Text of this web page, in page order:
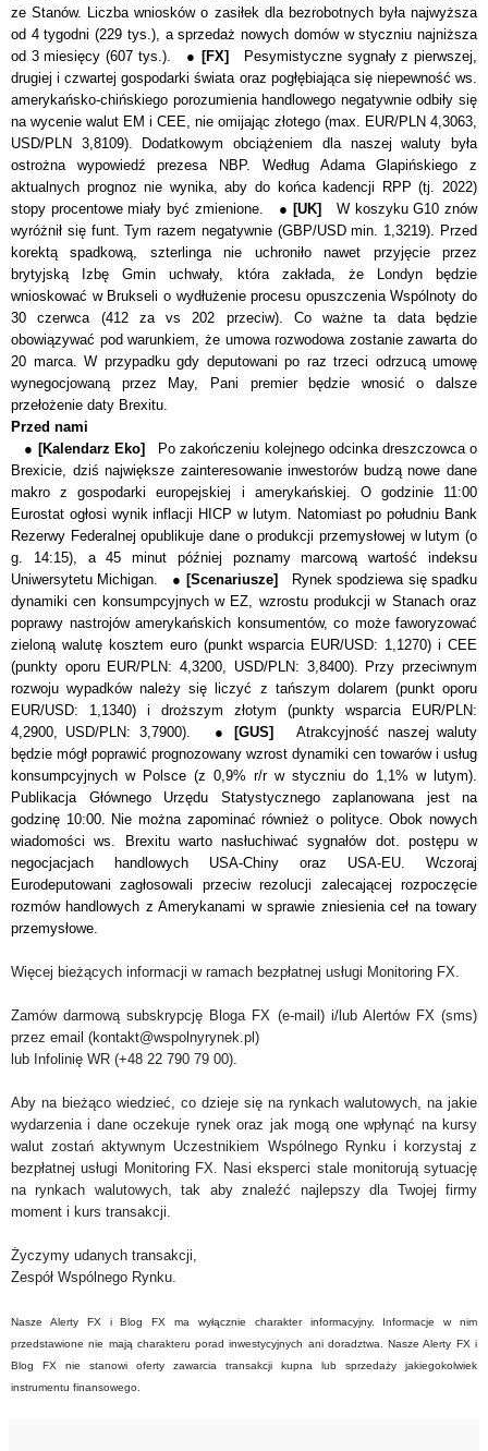
ze Stanów. Liczba wniosków o zasiłek dla bezrobotnych była najwyższa
od 4 tygodni (229 tys.), a sprzedaż nowych domów w styczniu najniższa
od 3 miesięcy (607 tys.). ● [FX] Pesymistyczne sygnały z pierwszej,
drugiej i czwartej gospodarki świata oraz pogłębiająca się niepewność ws.
amerykańsko-chińskiego porozumienia handlowego negatywnie odbiły się
na wycenie walut EM i CEE, nie omijając złotego (max. EUR/PLN 4,3063,
USD/PLN 3,8109). Dodatkowym obciążeniem dla naszej waluty była
ostrożna wypowiedź prezesa NBP. Według Adama Glapińskiego z
aktualnych prognoz nie wynika, aby do końca kadencji RPP (tj. 2022)
stopy procentowe miały być zmienione. ● [UK] W koszyku G10 znów
wyróżnił się funt. Tym razem negatywnie (GBP/USD min. 1,3219). Przed
korektą spadkową, szterlinga nie uchroniło nawet przyjęcie przez
brytyjską Izbę Gmin uchwały, która zakłada, że Londyn będzie
wnioskować w Brukseli o wydłużenie procesu opuszczenia Wspólnoty do
30 czerwca (412 za vs 202 przeciw). Co ważne ta data będzie
obowiązywać pod warunkiem, że umowa rozwodowa zostanie zawarta do
20 marca. W przypadku gdy deputowani po raz trzeci odrzucą umowę
wynegocjowaną przez May, Pani premier będzie wnosić o dalsze
przełożenie daty Brexitu.
Przed nami
● [Kalendarz Eko]Po zakończeniu kolejnego odcinka dreszczowca o
Brexicie, dziś największe zainteresowanie inwestorów budzą nowe dane
makro z gospodarki europejskiej i amerykańskiej. O godzinie 11:00
Eurostat ogłosi wynik inflacji HICP w lutym. Natomiast po południu Bank
Rezerwy Federalnej opublikuje dane o produkcji przemysłowej w lutym (o
g. 14:15), a 45 minut później poznamy marcową wartość indeksu
Uniwersytetu Michigan. ● [Scenariusze]
Rynek spodziewa się spadku
dynamiki cen konsumpcyjnych w EZ, wzrostu produkcji w Stanach oraz
poprawy nastrojów amerykańskich konsumentów, co może faworyzować
zieloną walutę kosztem euro (punkt wsparcia EUR/USD: 1,1270)i CEE
(punkty oporu EUR/PLN: 4,3200, USD/PLN: 3,8400). Przy przeciwnym
rozwoju wypadków należy się liczyć z tańszym dolarem (punkt oporu
EUR/USD: 1,1340) i droższym złotym (punkty wsparcia EUR/PLN:
4,2900, USD/PLN: 3,7900). ●[GUS] Atrakcyjność naszej waluty
będzie mógł poprawić prognozowany wzrost dynamiki cen towarów i usług
konsumpcyjnych w Polsce (z 0,9% r/r w styczniu do 1,1% w lutym).
Publikacja Głównego Urzędu Statystycznego zaplanowana jest na
godzinę 10:00. Nie można zapominać również o polityce. Obok nowych
wiadomości ws. Brexitu warto nasłuchiwać sygnałów dot. postępu w
negocjacjach handlowych USA-Chiny oraz USA-EU. Wczoraj
Eurodeputowani zagłosowali przeciw rezolucji zalecającej rozpoczęcie
rozmów handlowych z Amerykanami w sprawie zniesienia ceł na towary
przemysłowe.
Więcej bieżących informacji w ramach bezpłatnej usługi Monitoring FX.
Zamów darmową subskrypcję Bloga FX (e-mail) i/lub Alertów FX (sms)
przez email (kontakt@wspolnyrynek.pl)
lub Infolinię WR (+48 22 790 79 00).
Aby na bieżąco wiedzieć, co dzieje się na rynkach walutowych, na jakie
wydarzenia i dane oczekuje rynek oraz jak mogą one wpłynąć na kursy
walut zostań aktywnym Uczestnikiem Wspólnego Rynku i korzystaj z
bezpłatnej usługi Monitoring FX. Nasi eksperci stale monitorują sytuację
na rynkach walutowych, tak aby znaleźć najlepszy dla Twojej firmy
moment i kurs transakcji.
Życzymy udanych transakcji,
Zespół Wspólnego Rynku.
Nasze Alerty FX i Blog FX ma wyłącznie charakter informacyjny. Informacje w nim
przedstawione nie mają charakteru porad inwestycyjnych ani doradztwa. Nasze Alerty FX i
Blog FX nie stanowi oferty zawarcia transakcji kupna lub sprzedaży jakiegokolwiek
instrumentu finansowego.